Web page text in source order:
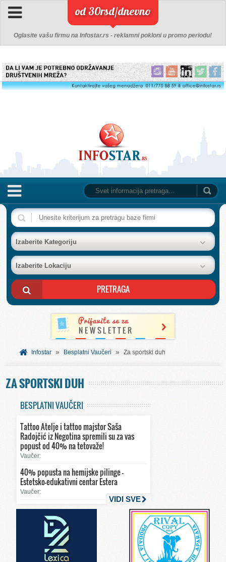
od 30rsd/dnevno
Oglasite vašu firmu na Infostar.rs - reklamni pokloni u promo periodu!
NASLOVNA
BAZA FIRMI
POSLOVNI OGLASI
AKCIJE I KATALOZI
BESPLATNI VAUČERI
SVET INFORMACIJA
USLUGE
Izaberite Kategoriju
Izaberite Lokaciju
Infostar » Besplatni Vaučeri » Za sportski duh
ZA SPORTSKI DUH
BESPLATNI VAUČERI
Tattoo Atelje i tattoo majstor Saša
Radojčić iz Negotina spremili su za vas
popust od 40% na tetovaže!
Vaučer:
40% popusta na hemijske pilinge –
Estetsko-edukativni centar Estera
Vaučer:
VIDI SVE